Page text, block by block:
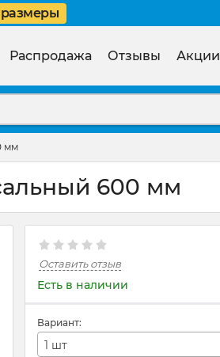
размеры
Распродажа Отзывы Акции
мм
600 мм
Оставить отзыв
Есть в наличии
Вариант:
1 шт